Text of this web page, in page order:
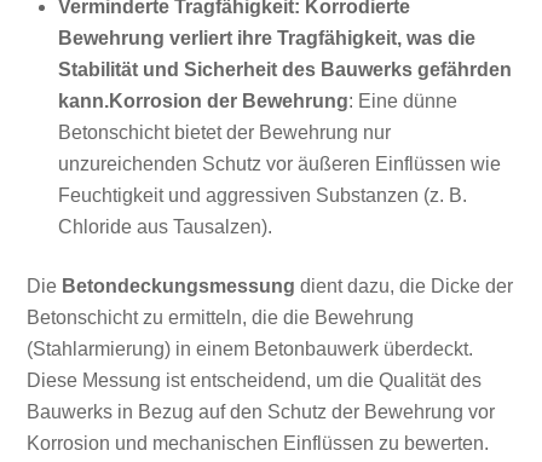
Verminderte Tragfähigkeit: Korrodierte
Bewehrung verliert ihre Tragfähigkeit, was die
Stabilität und Sicherheit des Bauwerks gefährden
kann.Korrosion der Bewehrung: Eine dünne
Betonschicht bietet der Bewehrung nur
unzureichenden Schutz vor äußeren Einflüssen wie
Feuchtigkeit und aggressiven Substanzen (z. B.
Chloride aus Tausalzen).
Die Betondeckungsmessung dient dazu, die Dicke der
Betonschicht zu ermitteln, die die Bewehrung
(Stahlarmierung) in einem Betonbauwerk überdeckt.
Diese Messung ist entscheidend, um die Qualität des
Bauwerks in Bezug auf den Schutz der Bewehrung vor
Korrosion und mechanischen Einflüssen zu bewerten.